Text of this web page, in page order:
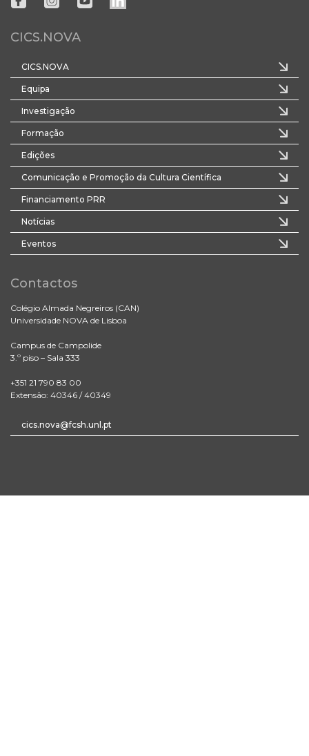
CICS.NOVA
CICS.NOVA
Equipa
Investigação
Formação
Edições
Comunicação e Promoção da Cultura Científica
Financiamento PRR
Notícias
Eventos
Contactos
Colégio Almada Negreiros (CAN)
Universidade NOVA de Lisboa
Campus de Campolide
3.º piso – Sala 333
+351 21 790 83 00
Extensão: 40346 / 40349
cics.nova@fcsh.unl.pt